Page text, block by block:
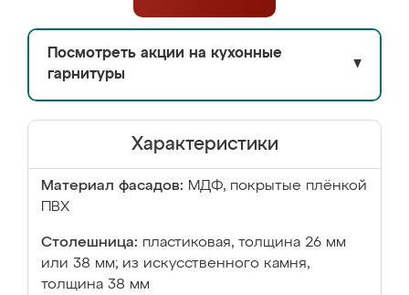
Посмотреть акции на кухонные
гарнитуры
▼
Характеристики
Материал фасадов: МДФ, покрытые плёнкой
ПВХ
Столешница: пластиковая, толщина 26 мм
или 38 мм; из искусственного камня,
толщина 38 мм